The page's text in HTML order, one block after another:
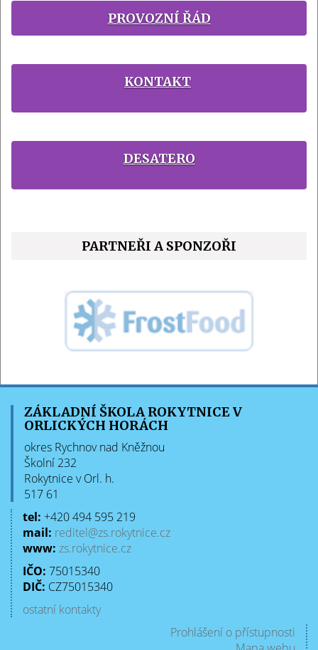
PROVOZNÍ ŘÁD
KONTAKT
DESATERO
PARTNEŘI A SPONZOŘI
ZÁKLADNÍ ŠKOLA ROKYTNICE V
ORLICKÝCH HORÁCH
okres Rychnov nad Kněžnou
Školní 232
Rokytnice v Orl. h.
517 61
tel: +420 494 595 219
mail: reditel@zs.rokytnice.cz
www: zs.rokytnice.cz
IČO: 75015340
DIČ: CZ75015340
ostatní kontakty
Prohlášení o přístupnosti